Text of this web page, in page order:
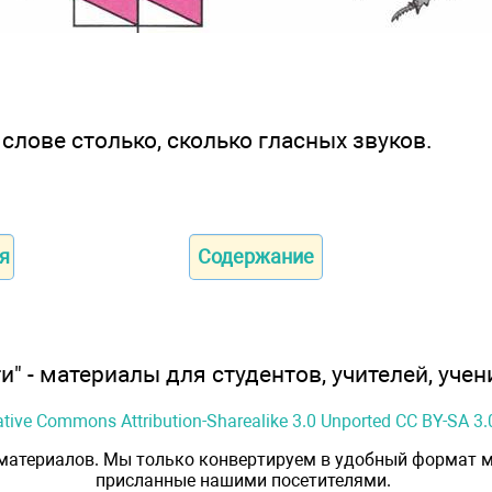
столько, сколько гласных звуков.
Содержание
- материалы для студентов, учителей,
Commons Attribution-Sharealike 3.0 Unported CC BY-SA
Мы только конвертируем в удобный формат
присланные нашими посетителями.